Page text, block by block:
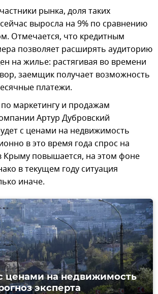
рынка, доля таких
выросла на 9% по сравнению
Отмечается, что кредитным
позволяет расширять аудиторию
на жилье: растягивая во времени
заемщик получает возможность
платежи.
маркетингу и продажам
Артур Дубровский
с ценами на недвижимость
в это время года спрос на
Крыму повышается, на этом фоне
в текущем году ситуация
иначе.
ценами на недвижимость
эксперта